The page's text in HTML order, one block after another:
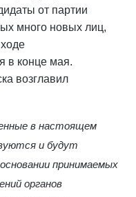
от партии
много новых лиц,
в конце мая.
возглавил
в настоящем
и будут
принимаемых
органов